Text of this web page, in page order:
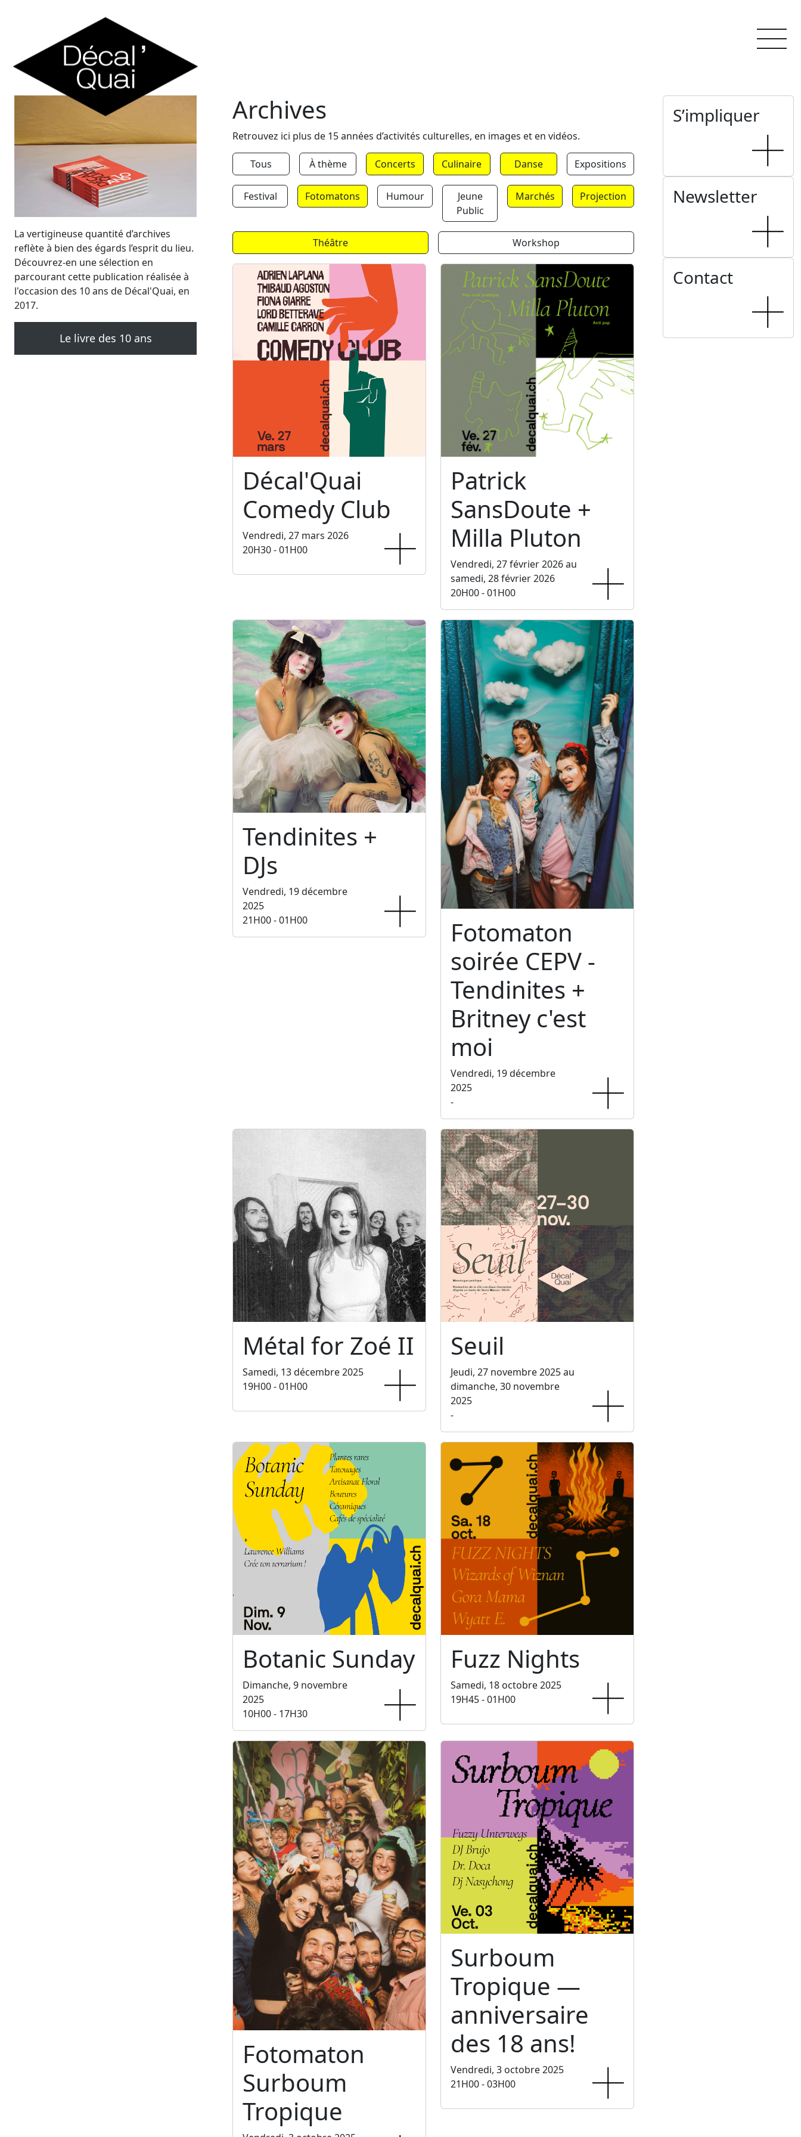
La vertigineuse quantité d’archives
reflète à bien des égards l’esprit du lieu.
Découvrez-en une sélection en
parcourant cette publication réalisée à
l'occasion des 10 ans de Décal'Quai, en
2017.
Le livre des 10 ans
Archives
Retrouvez ici plus de 15 années d’activités culturelles, en images et en vidéos.
Tous À thème Concerts Culinaire Danse Expositions
Festival Fotomatons Humour
Jeune
Public
Marchés Projection
Théâtre Workshop
Décal'Quai
Comedy Club
Vendredi, 27 mars 2026
20H30 - 01H00
Patrick
SansDoute +
Milla Pluton
Vendredi, 27 février 2026 au
samedi, 28 février 2026
20H00 - 01H00
Tendinites +
DJs
Vendredi, 19 décembre
2025
21H00 - 01H00
Fotomaton
soirée CEPV -
Tendinites +
Britney c'est
moi
Vendredi, 19 décembre
2025
-
Métal for Zoé II
Samedi, 13 décembre 2025
19H00 - 01H00
Seuil
Jeudi, 27 novembre 2025 au
dimanche, 30 novembre
2025
-
Botanic Sunday
Dimanche, 9 novembre
2025
10H00 - 17H30
Fuzz Nights
Samedi, 18 octobre 2025
19H45 - 01H00
Fotomaton
Surboum
Tropique
Surboum
Tropique —
anniversaire
des 18 ans!
Vendredi, 3 octobre 2025
21H00 - 03H00
S’impliquer
Newsletter
Contact